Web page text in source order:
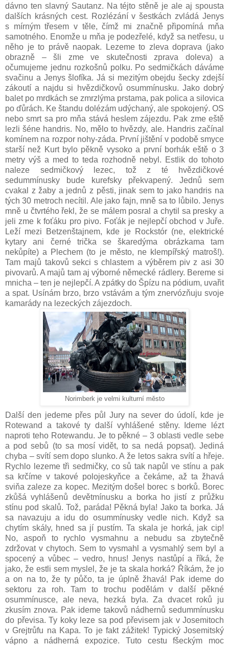
dávno ten slavný Sautanz. Na téjto stěně je ale aj spousta
dalších krásných cest. Rozlézání v šestkách zvládá Jenys
s mírným třesem v těle, čímž mi značně připomíná mňa
samotného. Enomže u mňa je podezřelé, když sa netřesu, u
něho je to právě naopak. Lezeme to zleva doprava (jako
obrazně – šli zme ve skutečnosti zprava doleva) a
očumujeme jednu rozkošnů polku. Po sedmičkách dáváme
svačinu a Jenys šlofíka. Já si mezitým obejdu šecky zdejší
zákoutí a najdu si hvězdičkovů osummínusku. Jako dobrý
balet po mrdkách se zmrzlýma prstama, pak polica a silovica
po ďůrách. Ke štandu dolézám udýchaný, ale spokojený. OS
nebo smrt sa pro mňa stává heslem zájezdu. Pak zme eště
lezli šéne handris. No, mělo to hvězdy, ale. Handris začínal
komínem na rozpor nohy-záda. První jištění v podobě smyce
starší než Kurt bylo pěkně vysoko a první borhák eště o 3
metry výš a med to teda rozhodně nebyl. Estlik do tohoto
naleze sedmičkový lezec, tož z té hvězdičkové
sedummínusky bude kurefsky překvapený. Jednů sem
cvakal z žaby a jednů z pěsti, jinak sem to jako handris na
tých 30 metroch necítil. Ale jako fajn, mně sa to lůbilo. Jenys
mně u čtvrtého řekl, že se málem posral a chytil sa presky a
jeli zme k foťáku pro pivo. Foťák je nejlepčí obchod v Juře.
Leží mezi Betzenštajnem, kde je Rockstór (ne, elektrické
kytary ani černé trička se škaredýma obrázkama tam
nekůpíte) a Plechem (to je město, ne klempířský matroš!).
Tam majů takovů sekci s chlastem a výběrem piv z asi 30
pivovarů. A majů tam aj výborné německé rádlery. Bereme si
mnicha – ten je nejlepčí. A zpátky do Špízu na pódium, uvařit
a spat. Usínám brzo, brzo vstávám a tým znervózňuju svoje
kamarády na lezeckých zájezdoch.
Norimberk je velmi kulturní město
Další den jedeme přes půl Jury na sever do údolí, kde je
Rotewand a takové ty další vyhlášené stěny. Ideme lézt
naproti teho Rotewandu. Je to pěkné – 3 oblasti vedle sebe
a pod sebů (to sa mosí vidět, to sa nedá popsat). Jediná
chyba – svítí sem dopo slunko. A že letos sakra svítí a hřeje.
Rychlo lezeme tři sedmičky, co sů tak napůl ve stínu a pak
sa krčíme v takové polojeskyňce a čekáme, až ta žhavá
sviňa zaleze za kopec. Mezitým došel borec s borků. Borec
zkůšá vyhlášenů devětmínusku a borka ho jistí z průžku
stínu pod skalů. Tož, paráda! Pěkná byla! Jako ta borka. Já
sa navazuju a idu do osummínusky vedle nich. Když sa
chytím skály, hned sa jí pustím. Ta skala je horká, jak cip!
No, aspoň to rychlo vysmahnu a nebudu sa zbytečně
zdržovat v chytoch. Sem to vysmahl a vysmahlý sem byl a
spocený a vůbec – vedro, hnus! Jenys nastůpí a říká, že
jako, že estli sem myslel, že je ta skala horká? Říkám, že jo
a on na to, že ty půčo, ta je úplně žhavá! Pak ideme do
sektoru za roh. Tam to trochu podělám v další pěkné
osummínusce, ale neva, hezká byla. Za dvacet roků ju
zkusím znova. Pak ideme takovů nádhernů sedummínusku
do převisa. Ty koky leze sa pod převisem jak v Josemitoch
v Grejtrůfu na Kapa. To je fakt zážitek! Typický Josemitský
vápno a nádherná expozice. Tuto cestu fšeckým moc